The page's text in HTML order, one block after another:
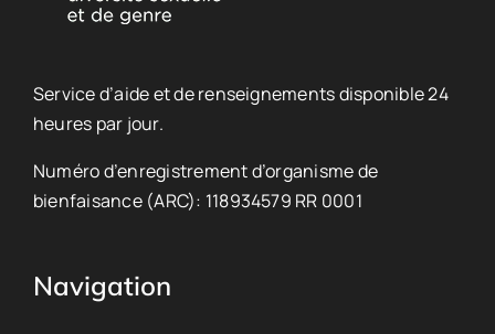
Service d’aide et de renseignements disponible 24
heures par jour.
Numéro d’enregistrement d’organisme de
bienfaisance (ARC): 118934579 RR 0001
Navigation